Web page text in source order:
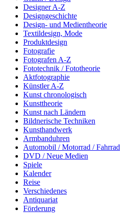
Designer A-Z
Designgeschichte
Design- und Medientheorie
Textildesign, Mode
Produktdesign
Fotografie
Fotografen A-Z
Fototechnik / Fototheorie
Aktfotographie
Künstler A-Z
Kunst chronologisch
Kunsttheorie
Kunst nach Ländern
Bildnerische Techniken
Kunsthandwerk
Armbanduhren
Automobil / Motorrad / Fahrrad
DVD / Neue Medien
Spiele
Kalender
Reise
Verschiedenes
Antiquariat
Förderung